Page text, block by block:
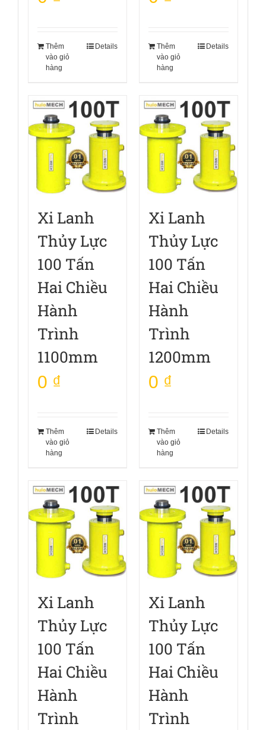
Thêm
vào giỏ
hàng
Details
Thêm
vào giỏ
hàng
Details
Xi Lanh
Thủy Lực
100 Tấn
Hai Chiều
Hành
Trình
1100mm
0 ₫
Thêm
vào giỏ
hàng
Details
Xi Lanh
Thủy Lực
100 Tấn
Hai Chiều
Hành
Trình
1200mm
0 ₫
Thêm
vào giỏ
hàng
Details
Xi Lanh
Thủy Lực
100 Tấn
Hai Chiều
Hành
Trình
Xi Lanh
Thủy Lực
100 Tấn
Hai Chiều
Hành
Trình